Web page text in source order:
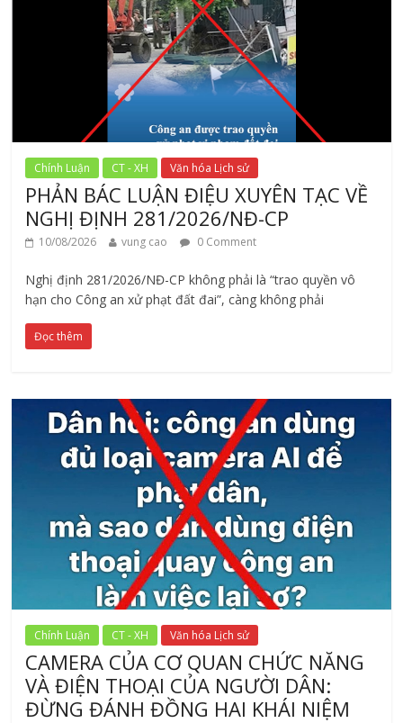
Chính Luận CT - XH Văn hóa Lịch sử
PHẢN BÁC LUẬN ĐIỆU XUYÊN TẠC VỀ
NGHỊ ĐỊNH 281/2026/NĐ-CP
10/08/2026 vung cao 0 Comment
Nghị định 281/2026/NĐ-CP không phải là “trao quyền vô
hạn cho Công an xử phạt đất đai”, càng không phải
Đọc thêm
Chính Luận CT - XH Văn hóa Lịch sử
CAMERA CỦA CƠ QUAN CHỨC NĂNG
VÀ ĐIỆN THOẠI CỦA NGƯỜI DÂN:
ĐỪNG ĐÁNH ĐỒNG HAI KHÁI NIỆM